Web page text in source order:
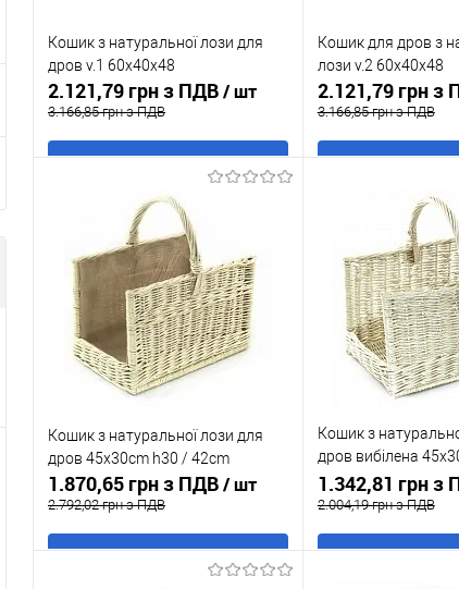
Кошик з натуральної лози для
дров v.1 60x40x48
2.121,79 грн з ПДВ/ шт
3.166,85 грн з ПДВ
В кошик
Купити в 1 клік
порівняння
У обране
Під
замовлення
Кошик для дров з
лози v.2 60x40x48
2.121,79 грн з
3.166,85 грн з ПДВ
В
Купити в 1 клік
У обране
Кошик з натуральної лози для
дров 45x30cm h30 / 42cm
1.870,65 грн з ПДВ/ шт
2.792,02 грн з ПДВ
В кошик
Кошик з
дров вибілена
42cm
1.342,81 грн з
2.004,19 грн з ПДВ
В